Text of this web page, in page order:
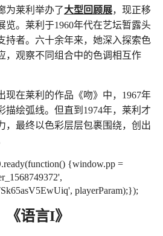
为莱利举办了大型回顾展，现正移
览。莱利于1960年代在艺坛暂露头
持者。六十余年来，她深入探索色
，观察不同组合中的色调相互作
现在莱利的作品《吻》中，1967年
描绘弧线。但直到1974年，莱利才
，最终以色彩层层包裹围绕，创出
{window.pp =
playerParam);});
《语言I》